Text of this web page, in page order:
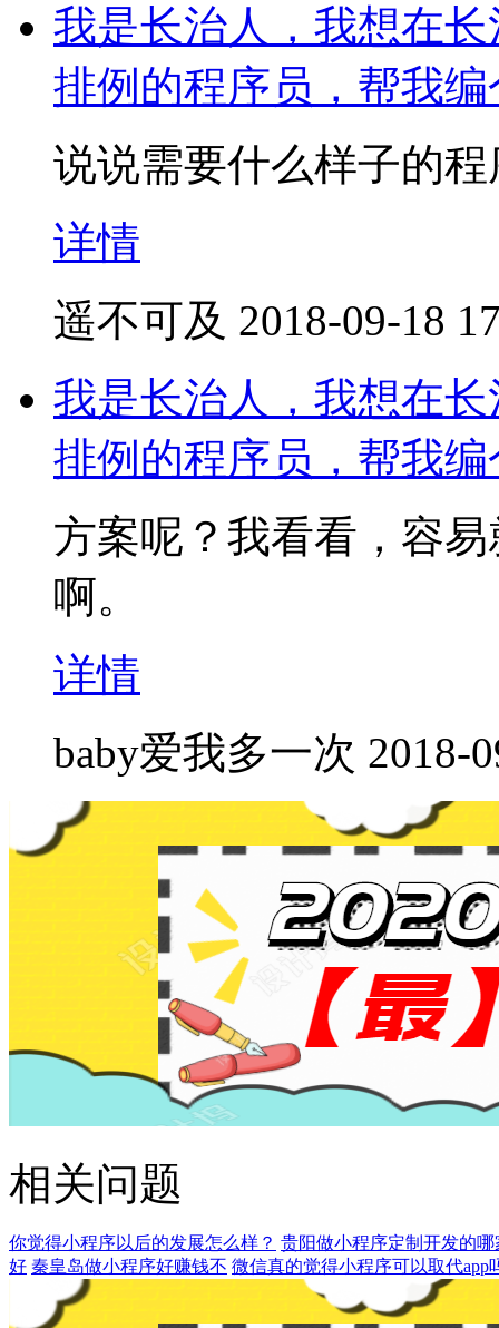
我是长治人，我想在
排例的程序员，帮我
说说需要什么样子的程
详情
遥不可及 2018-09-18
我是长治人，我想在
排例的程序员，帮我
方案呢？我看看，容
啊。
详情
baby爱我多一次 2018-
相关问题
你觉得小程序以后的发展怎么样？ 贵阳做小程序定制开发的哪
好 秦皇岛做小程序好赚钱不 微信真的觉得小程序可以取代app